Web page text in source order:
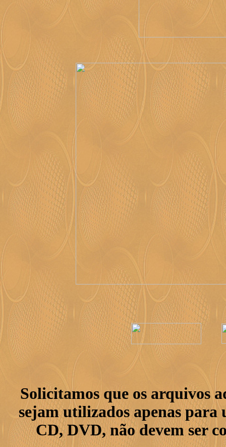
Solicitamos que os arquivos
sejam utilizados apenas para
CD, DVD, não devem ser